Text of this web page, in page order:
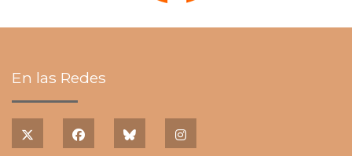
En las Redes